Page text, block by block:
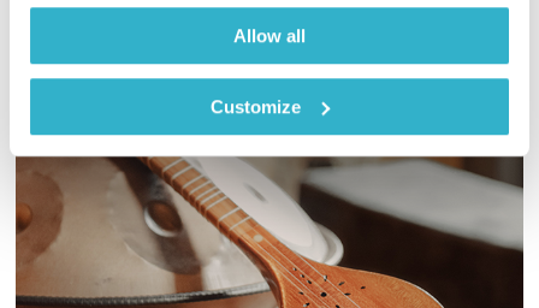
Allow all
Customize